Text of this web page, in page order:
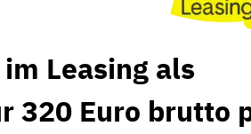
im Leasing als
320 Euro brutto